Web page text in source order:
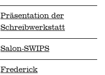
Präsentation der
Schreibwerkstatt
Salon-SWIPS
Frederick